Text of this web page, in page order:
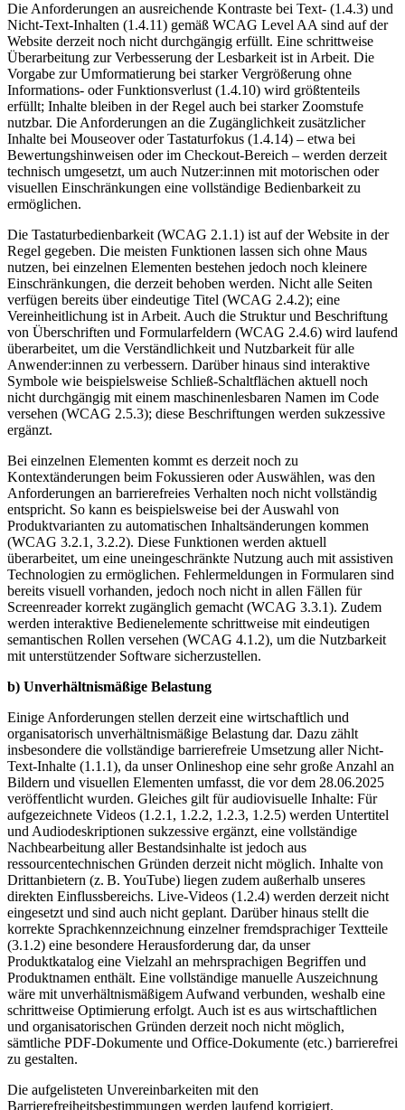
Die Anforderungen an ausreichende Kontraste bei Text- (1.4.3) und
Nicht-Text-Inhalten (1.4.11) gemäß WCAG Level AA sind auf der
Website derzeit noch nicht durchgängig erfüllt. Eine schrittweise
Überarbeitung zur Verbesserung der Lesbarkeit ist in Arbeit. Die
Vorgabe zur Umformatierung bei starker Vergrößerung ohne
Informations- oder Funktionsverlust (1.4.10) wird größtenteils
erfüllt; Inhalte bleiben in der Regel auch bei starker Zoomstufe
nutzbar. Die Anforderungen an die Zugänglichkeit zusätzlicher
Inhalte bei Mouseover oder Tastaturfokus (1.4.14) – etwa bei
Bewertungshinweisen oder im Checkout-Bereich – werden derzeit
technisch umgesetzt, um auch Nutzer:innen mit motorischen oder
visuellen Einschränkungen eine vollständige Bedienbarkeit zu
ermöglichen.
Die Tastaturbedienbarkeit (WCAG 2.1.1) ist auf der Website in der
Regel gegeben. Die meisten Funktionen lassen sich ohne Maus
nutzen, bei einzelnen Elementen bestehen jedoch noch kleinere
Einschränkungen, die derzeit behoben werden. Nicht alle Seiten
verfügen bereits über eindeutige Titel (WCAG 2.4.2); eine
Vereinheitlichung ist in Arbeit. Auch die Struktur und Beschriftung
von Überschriften und Formularfeldern (WCAG 2.4.6) wird laufend
überarbeitet, um die Verständlichkeit und Nutzbarkeit für alle
Anwender:innen zu verbessern. Darüber hinaus sind interaktive
Symbole wie beispielsweise Schließ-Schaltflächen aktuell noch
nicht durchgängig mit einem maschinenlesbaren Namen im Code
versehen (WCAG 2.5.3); diese Beschriftungen werden sukzessive
ergänzt.
Bei einzelnen Elementen kommt es derzeit noch zu
Kontextänderungen beim Fokussieren oder Auswählen, was den
Anforderungen an barrierefreies Verhalten noch nicht vollständig
entspricht. So kann es beispielsweise bei der Auswahl von
Produktvarianten zu automatischen Inhaltsänderungen kommen
(WCAG 3.2.1, 3.2.2). Diese Funktionen werden aktuell
überarbeitet, um eine uneingeschränkte Nutzung auch mit assistiven
Technologien zu ermöglichen. Fehlermeldungen in Formularen sind
bereits visuell vorhanden, jedoch noch nicht in allen Fällen für
Screenreader korrekt zugänglich gemacht (WCAG 3.3.1). Zudem
werden interaktive Bedienelemente schrittweise mit eindeutigen
semantischen Rollen versehen (WCAG 4.1.2), um die Nutzbarkeit
mit unterstützender Software sicherzustellen.
b) Unverhältnismäßige Belastung
Einige Anforderungen stellen derzeit eine wirtschaftlich und
organisatorisch unverhältnismäßige Belastung dar. Dazu zählt
insbesondere die vollständige barrierefreie Umsetzung aller Nicht-
Text-Inhalte (1.1.1), da unser Onlineshop eine sehr große Anzahl an
Bildern und visuellen Elementen umfasst, die vor dem 28.06.2025
veröffentlicht wurden. Gleiches gilt für audiovisuelle Inhalte: Für
aufgezeichnete Videos (1.2.1, 1.2.2, 1.2.3, 1.2.5) werden Untertitel
und Audiodeskriptionen sukzessive ergänzt, eine vollständige
Nachbearbeitung aller Bestandsinhalte ist jedoch aus
ressourcentechnischen Gründen derzeit nicht möglich. Inhalte von
Drittanbietern (z. B. YouTube) liegen zudem außerhalb unseres
direkten Einflussbereichs. Live-Videos (1.2.4) werden derzeit nicht
eingesetzt und sind auch nicht geplant. Darüber hinaus stellt die
korrekte Sprachkennzeichnung einzelner fremdsprachiger Textteile
(3.1.2) eine besondere Herausforderung dar, da unser
Produktkatalog eine Vielzahl an mehrsprachigen Begriffen und
Produktnamen enthält. Eine vollständige manuelle Auszeichnung
wäre mit unverhältnismäßigem Aufwand verbunden, weshalb eine
schrittweise Optimierung erfolgt. Auch ist es aus wirtschaftlichen
und organisatorischen Gründen derzeit noch nicht möglich,
sämtliche PDF-Dokumente und Office-Dokumente (etc.) barrierefrei
zu gestalten.
Die aufgelisteten Unvereinbarkeiten mit den
Barrierefreiheitsbestimmungen werden laufend korrigiert.